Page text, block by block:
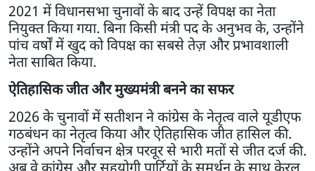
2021 में विधानसभा चुनावों के बाद उन्हें विपक्ष का नेता
नियुक्त किया गया. बिना किसी मंत्री पद के अनुभव के, उन्होंने
पांच वर्षों में खुद को विपक्ष का सबसे तेज़ और प्रभावशाली
नेता साबित किया.
ऐतिहासिक जीत और मुख्यमंत्री बनने का सफर
2026 के चुनावों में सतीशन ने कांग्रेस के नेतृत्व वाले यूडीएफ
गठबंधन का नेतृत्व किया और ऐतिहासिक जीत हासिल की.
उन्होंने अपने निर्वाचन क्षेत्र परवूर से भारी मतों से जीत दर्ज की.
अब वे कांग्रेस और सहयोगी पार्टियों के समर्थन के साथ केरल